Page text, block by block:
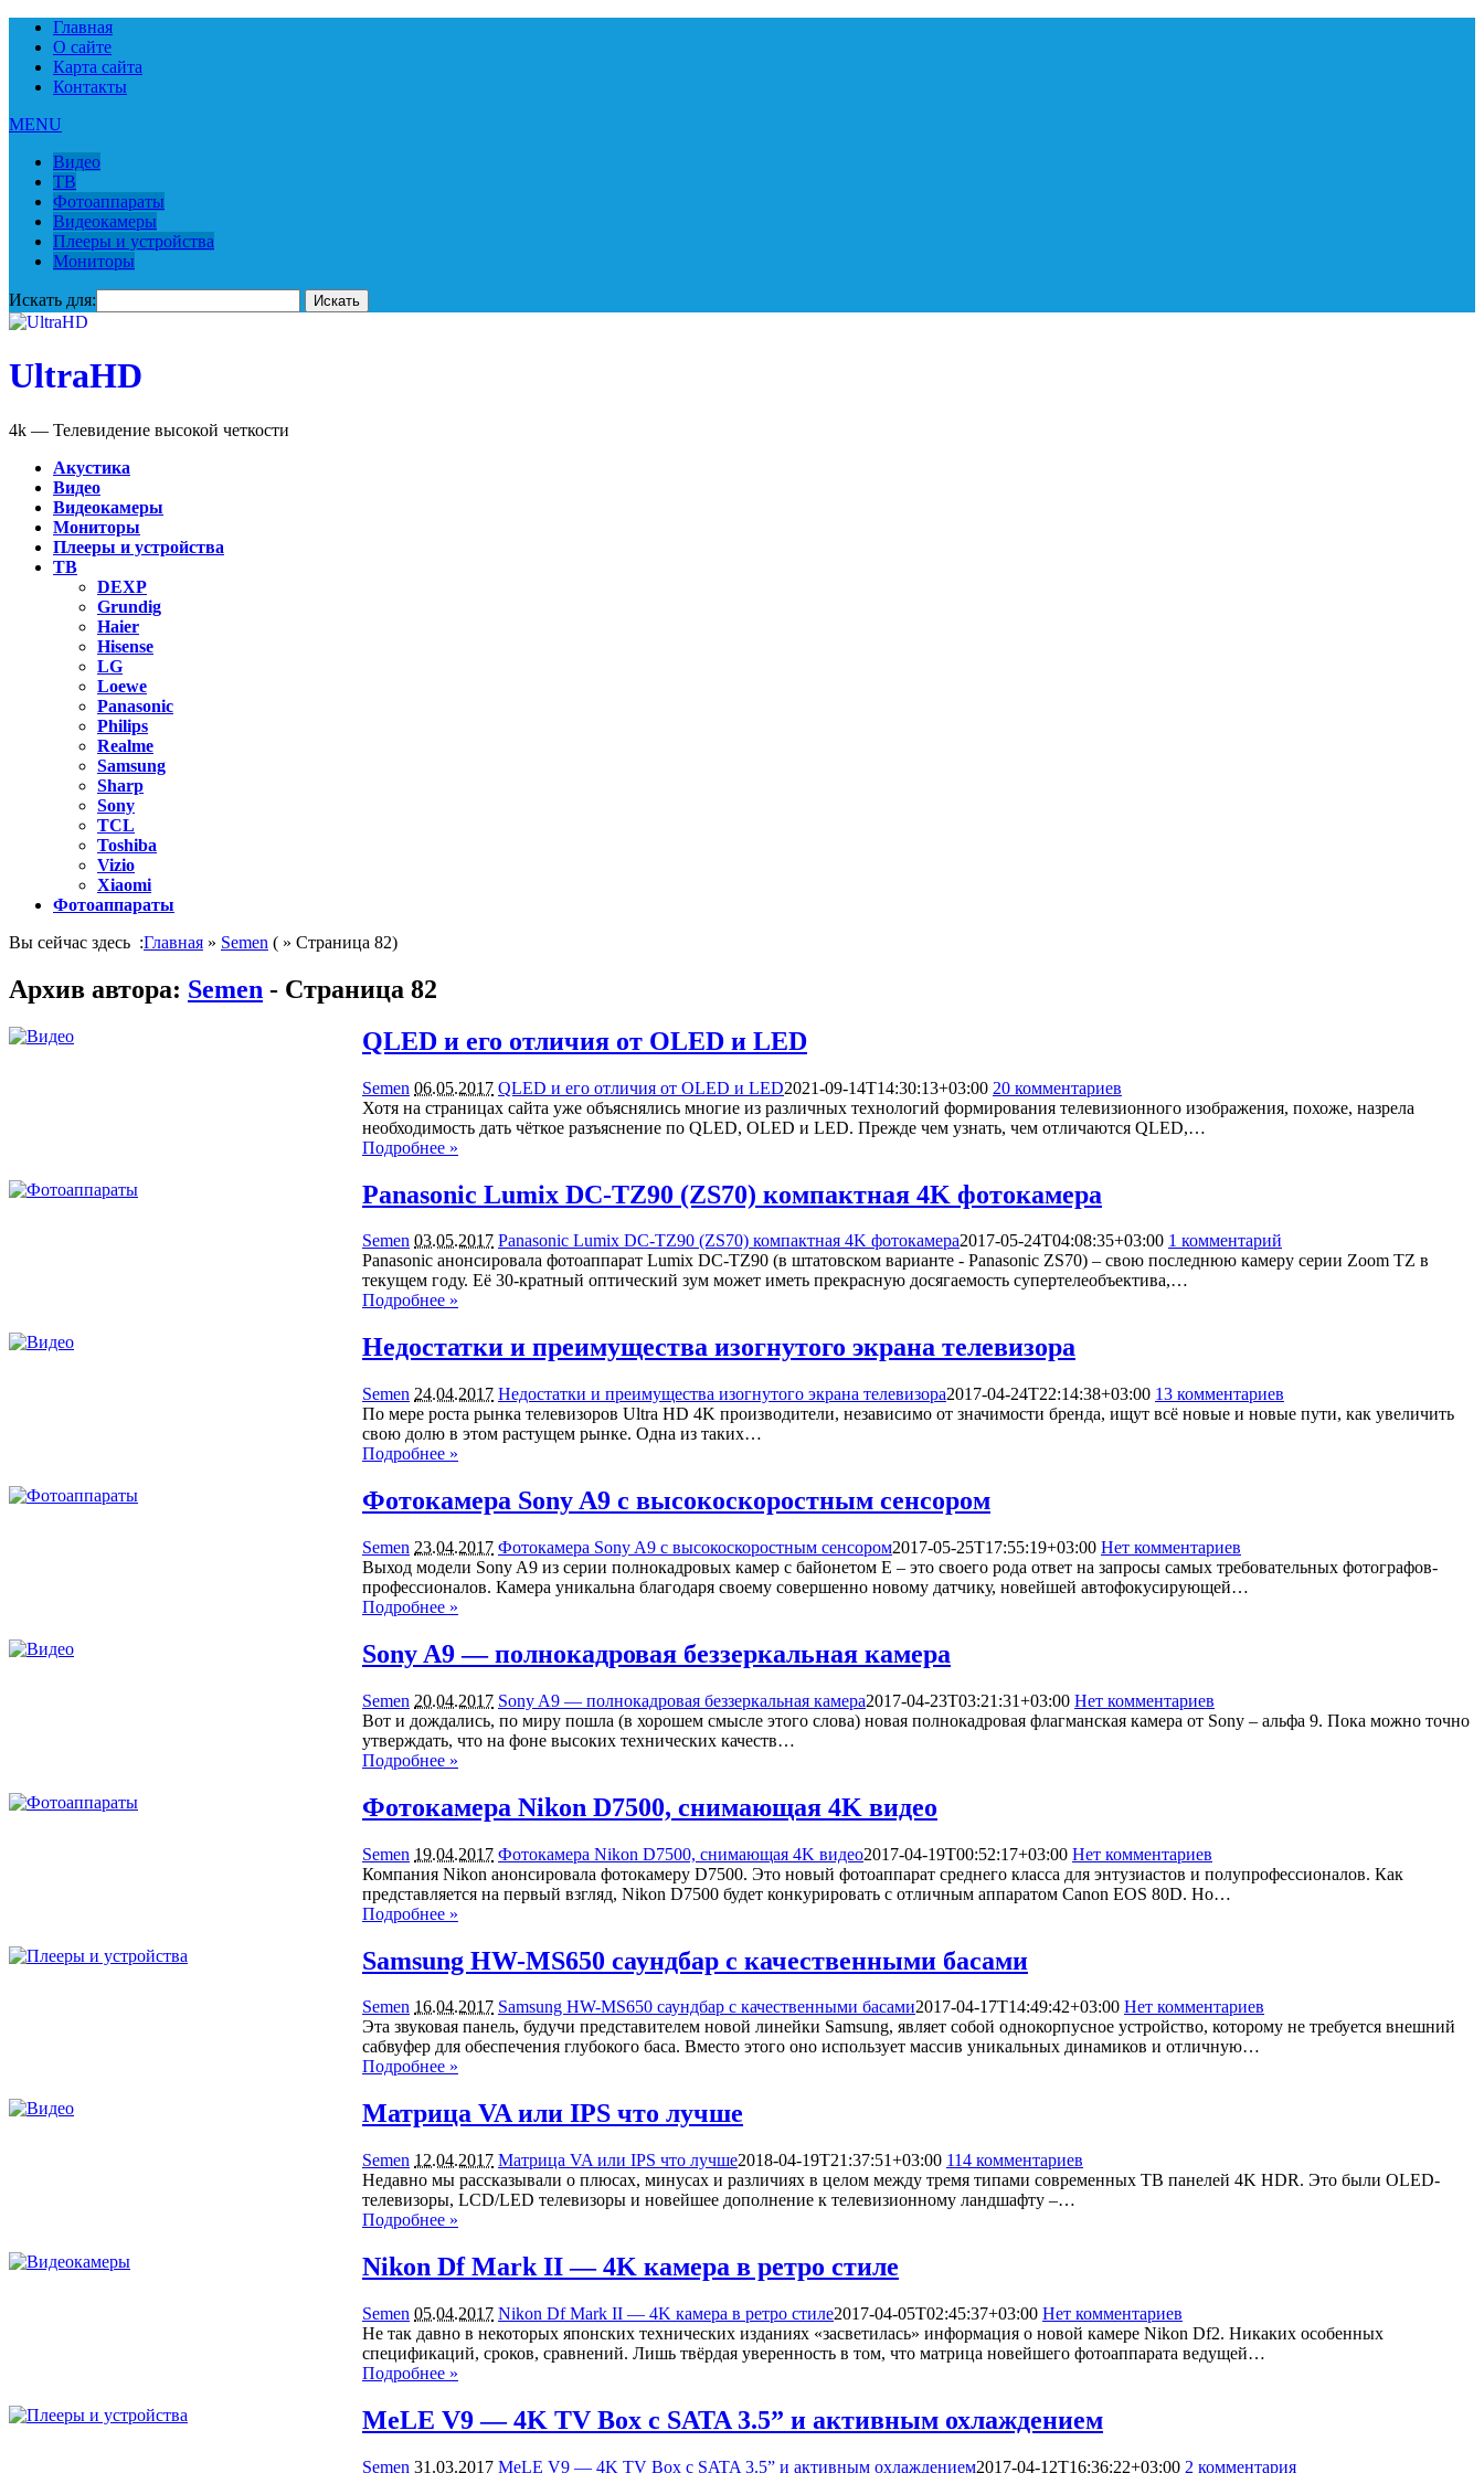
Главная
О сайте
Карта сайта
Контакты
MENU
Видео
ТВ
Фотоаппараты
Видеокамеры
Плееры и устройства
Мониторы
Искать для:
UltraHD
4k — Телевидение высокой четкости
Акустика
Видео
Видеокамеры
Мониторы
Плееры и устройства
ТВ
DEXP
Grundig
Haier
Hisense
LG
Loewe
Panasonic
Philips
Realme
Samsung
Sharp
Sony
TCL
Toshiba
Vizio
Xiaomi
Фотоаппараты
Вы сейчас здесь :Главная » Semen ( » Страница 82)
Архив автора: Semen - Страница 82
QLED и его отличия от OLED и LED
Semen 06.05.2017 QLED и его отличия от OLED и LED2021-09-14T14:30:13+03:00 20 комментариев
Хотя на страницах сайта уже объяснялись многие из различных технологий формирования телевизионного изображения, похоже, назрела
необходимость дать чёткое разъяснение по QLED, OLED и LED. Прежде чем узнать, чем отличаются QLED,…
Подробнее »
Panasonic Lumix DC-TZ90 (ZS70) компактная 4K фотокамера
Semen 03.05.2017 Panasonic Lumix DC-TZ90 (ZS70) компактная 4K фотокамера2017-05-24T04:08:35+03:00 1 комментарий
Panasonic анонсировала фотоаппарат Lumix DC-TZ90 (в штатовском варианте - Panasonic ZS70) – свою последнюю камеру серии Zoom TZ в
текущем году. Её 30-кратный оптический зум может иметь прекрасную досягаемость супертелеобъектива,…
Подробнее »
Недостатки и преимущества изогнутого экрана телевизора
Semen 24.04.2017 Недостатки и преимущества изогнутого экрана телевизора2017-04-24T22:14:38+03:00 13 комментариев
По мере роста рынка телевизоров Ultra HD 4K производители, независимо от значимости бренда, ищут всё новые и новые пути, как увеличить
свою долю в этом растущем рынке. Одна из таких…
Подробнее »
Фотокамера Sony A9 с высокоскоростным сенсором
Semen 23.04.2017 Фотокамера Sony A9 с высокоскоростным сенсором2017-05-25T17:55:19+03:00 Нет комментариев
Выход модели Sony A9 из серии полнокадровых камер с байонетом E – это своего рода ответ на запросы самых требовательных фотографов-
профессионалов. Камера уникальна благодаря своему совершенно новому датчику, новейшей автофокусирующей…
Подробнее »
Sony A9 — полнокадровая беззеркальная камера
Semen 20.04.2017 Sony A9 — полнокадровая беззеркальная камера2017-04-23T03:21:31+03:00 Нет комментариев
Вот и дождались, по миру пошла (в хорошем смысле этого слова) новая полнокадровая флагманская камера от Sony – альфа 9. Пока можно точно
утверждать, что на фоне высоких технических качеств…
Подробнее »
Фотокамера Nikon D7500, снимающая 4K видео
Semen 19.04.2017 Фотокамера Nikon D7500, снимающая 4K видео2017-04-19T00:52:17+03:00 Нет комментариев
Компания Nikon анонсировала фотокамеру D7500. Это новый фотоаппарат среднего класса для энтузиастов и полупрофессионалов. Как
представляется на первый взгляд, Nikon D7500 будет конкурировать с отличным аппаратом Canon EOS 80D. Но…
Подробнее »
Samsung HW-MS650 саундбар с качественными басами
Semen 16.04.2017 Samsung HW-MS650 саундбар с качественными басами2017-04-17T14:49:42+03:00 Нет комментариев
Эта звуковая панель, будучи представителем новой линейки Samsung, являет собой однокорпусное устройство, которому не требуется внешний
сабвуфер для обеспечения глубокого баса. Вместо этого оно использует массив уникальных динамиков и отличную…
Подробнее »
Матрица VA или IPS что лучше
Semen 12.04.2017 Матрица VA или IPS что лучше2018-04-19T21:37:51+03:00 114 комментариев
Недавно мы рассказывали о плюсах, минусах и различиях в целом между тремя типами современных ТВ панелей 4K HDR. Это были OLED-
телевизоры, LCD/LED телевизоры и новейшее дополнение к телевизионному ландшафту –…
Подробнее »
Nikon Df Mark II — 4K камера в ретро стиле
Semen 05.04.2017 Nikon Df Mark II — 4K камера в ретро стиле2017-04-05T02:45:37+03:00 Нет комментариев
Не так давно в некоторых японских технических изданиях «засветилась» информация о новой камере Nikon Df2. Никаких особенных
спецификаций, сроков, сравнений. Лишь твёрдая уверенность в том, что матрица новейшего фотоаппарата ведущей…
Подробнее »
MeLE V9 — 4K TV Box с SATA 3.5” и активным охлаждением
Semen 31.03.2017 MeLE V9 — 4K TV Box с SATA 3.5” и активным охлаждением2017-04-12T16:36:22+03:00 2 комментария